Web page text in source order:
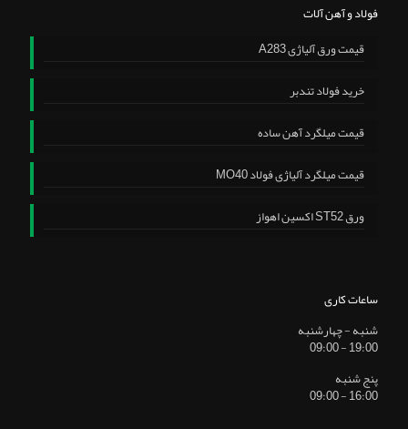
فولاد و آهن آلات
قیمت ورق آلیاژی A283
خرید فولاد تندبر
قیمت میلگرد آهن ساده
قیمت میلگرد آلیاژی فولاد MO40
ورق ST52 اکسین اهواز
ساعات کاری
شنبه - چهارشنبه
19:00 - 09:00
پنج شنبه
16:00 - 09:00